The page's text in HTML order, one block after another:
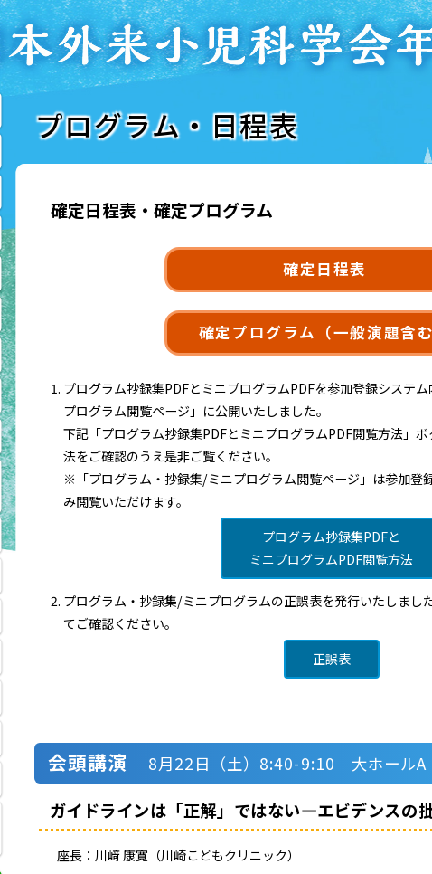
プログラム・日程表
確定日程表・確定プログラム
確定日程表
確定プログラム（一般演題含む
プログラム抄録集PDFとミニプログラムPDFを参加登録システ
プログラム閲覧ページ」に公開いたしました。
下記「プログラム抄録集PDFとミニプログラムPDF閲覧方法」
法をご確認のうえ是非ご覧ください。
※「プログラム・抄録集/ミニプログラム閲覧ページ」は参加登
み閲覧いただけます。
プログラム抄録集PDFと
ミニプログラムPDF閲覧方法
プログラム・抄録集/ミニプログラムの正誤表を発行いたしまし
てご確認ください。
正誤表
会頭講演 8月22日（土）8:40-9:10 大ホールA
ガイドラインは「正解」ではない―エビデンスの
座長： 川﨑 康寛（川崎こどもクリニック）